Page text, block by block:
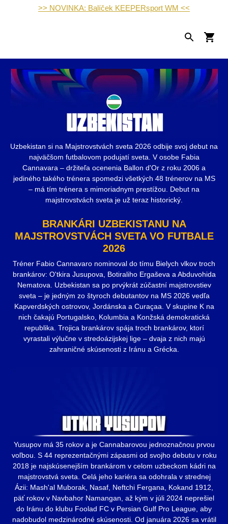
>> NOVINKA: Balíček KEEPERsport WM <<
Uzbekistan si na Majstrovstvách sveta 2026 odbije svoj debut na
najväčšom futbalovom podujatí sveta. V osobe Fabia
Cannavara – držiteľa ocenenia Ballon d'Or z roku 2006 a
jediného takého trénera spomedzi všetkých 48 trénerov na MS
– má tím trénera s mimoriadnym prestížou. Debut na
majstrovstvách sveta je už teraz historický.
BRANKÁRI UZBEKISTANU NA
MAJSTROVSTVÁCH SVETA VO FUTBALE
2026
Tréner Fabio Cannavaro nominoval do tímu Bielych vlkov troch
brankárov: O'tkira Jusupova, Botiraliho Ergaševa a Abduvohida
Nematova. Uzbekistan sa po prvýkrát zúčastní majstrovstiev
sveta – je jedným zo štyroch debutantov na MS 2026 vedľa
Kapverdských ostrovov, Jordánska a Curaçaa. V skupine K na
nich čakajú Portugalsko, Kolumbia a Konžská demokratická
republika. Trojica brankárov spája troch brankárov, ktorí
vyrastali výlučne v stredoázijskej lige – dvaja z nich majú
zahraničné skúsenosti z Iránu a Grécka.
Yusupov má 35 rokov a je Cannabarovou jednoznačnou prvou
voľbou. S 44 reprezentačnými zápasmi od svojho debutu v roku
2018 je najskúsenejším brankárom v celom uzbeckom kádri na
majstrovstvá sveta. Celá jeho kariéra sa odohrala v strednej
Ázii: Mash'al Muborak, Nasaf, Neftchi Fergana, Kokand 1912,
päť rokov v Navbahor Namangan, až kým v júli 2024 neprešiel
do Iránu do klubu Foolad FC v Persian Gulf Pro League, aby
nadobudol medzinárodné skúsenosti. Od januára 2026 sa vrátil